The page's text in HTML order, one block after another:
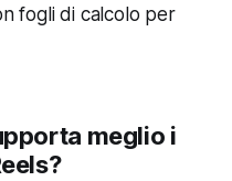
fogli di calcolo per
meglio i